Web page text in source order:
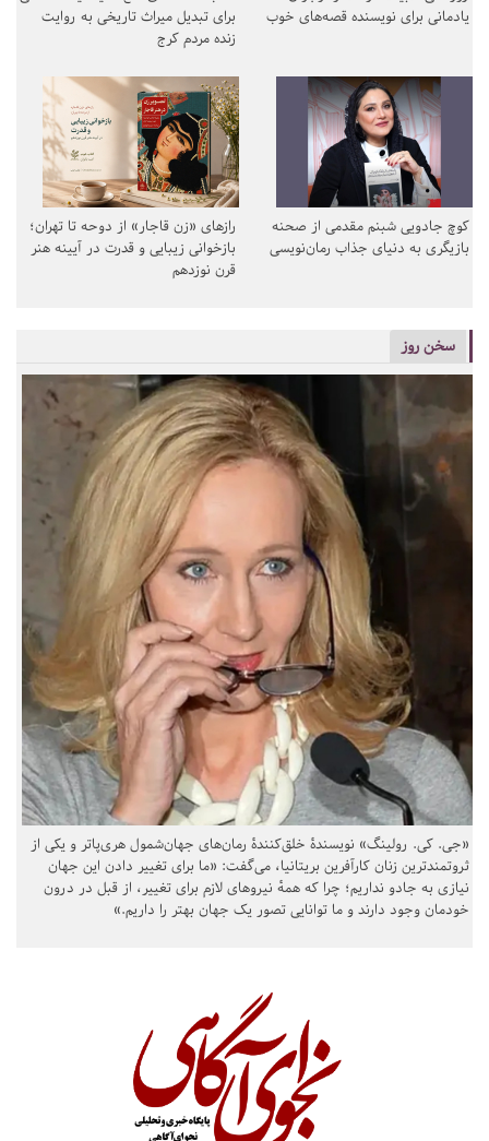
یادمانی برای نویسنده قصه‌های خوب
برای تبدیل میراث تاریخی به روایت
زنده مردم کرج
کوچ جادویی شبنم مقدمی از صحنه
بازیگری به دنیای جذاب رمان‌نویسی
رازهای «زن قاجار» از دوحه تا تهران؛
بازخوانی زیبایی و قدرت در آیینه هنر
قرن نوزدهم
سخن روز
«جی. کی. رولینگ» نویسندهٔ خلق‌کنندهٔ رمان‌های جهان‌شمول هری‌پاتر و یکی از
ثروتمندترین زنان کارآفرین بریتانیا، می‌گفت: «ما برای تغییر دادن این جهان
نیازی به جادو نداریم؛ چرا که همهٔ نیروهای لازم برای تغییر، از قبل در درون
خودمان وجود دارند و ما توانایی تصور یک جهان بهتر را داریم.»